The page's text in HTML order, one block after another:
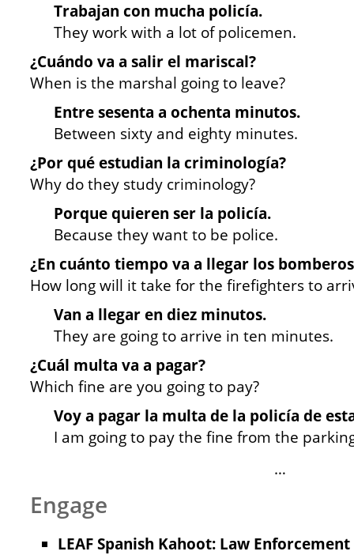
Trabajan con mucha policía.
They work with a lot of policemen.
¿Cuándo va a salir el mariscal?
When is the marshal going to leave?
Entre sesenta a ochenta minutos.
Between sixty and eighty minutes.
¿Por qué estudian la criminología?
Why do they study criminology?
Porque quieren ser la policía.
Because they want to be police.
¿En cuánto tiempo va a llegar los
How long will it take for the firefighters to
Van a llegar en diez minutos.
They are going to arrive in ten minutes.
¿Cuál multa va a pagar?
Which fine are you going to pay?
Voy a pagar la multa de la policía de
I am going to pay the fine from the
…
Engage
LEAF Spanish Kahoot: Law